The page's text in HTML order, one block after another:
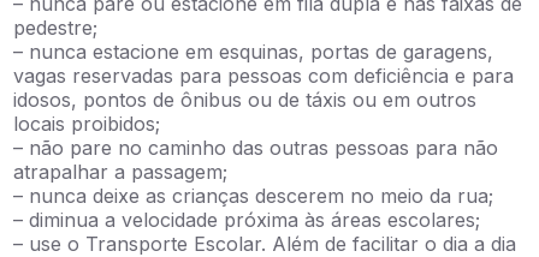
pedestre;
– nunca estacione em esquinas, portas de garagens,
vagas reservadas para pessoas com deficiência e para
idosos, pontos de ônibus ou de táxis ou em outros
locais proibidos;
– não pare no caminho das outras pessoas para não
atrapalhar a passagem;
– nunca deixe as crianças descerem no meio da rua;
– diminua a velocidade próxima às áreas escolares;
– use o Transporte Escolar. Além de facilitar o dia a dia